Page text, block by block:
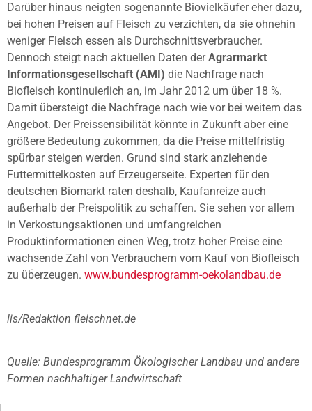
Darüber hinaus neigten sogenannte Biovielkäufer eher dazu,
bei hohen Preisen auf Fleisch zu verzichten, da sie ohnehin
weniger Fleisch essen als Durchschnittsverbraucher.
Dennoch steigt nach aktuellen Daten derAgrarmarkt
Informationsgesellschaft (AMI) die Nachfrage nach
Biofleisch kontinuierlich an, im Jahr 2012 um über 18 %.
Damit übersteigt die Nachfrage nach wie vor bei weitem das
Angebot. Der Preissensibilität könnte in Zukunft aber eine
größere Bedeutung zukommen, da die Preise mittelfristig
spürbar steigen werden. Grund sind stark anziehende
Futtermittelkosten auf Erzeugerseite. Experten für den
deutschen Biomarkt raten deshalb, Kaufanreize auch
außerhalb der Preispolitik zu schaffen. Sie sehen vor allem
in Verkostungsaktionen und umfangreichen
Produktinformationen einen Weg, trotz hoher Preise eine
wachsende Zahl von Verbrauchern vom Kauf von Biofleisch
zu überzeugen. www.bundesprogramm-oekolandbau.de
lis/Redaktion fleischnet.de
Quelle: Bundesprogramm Ökologischer Landbau und andere
Formen nachhaltiger Landwirtschaft